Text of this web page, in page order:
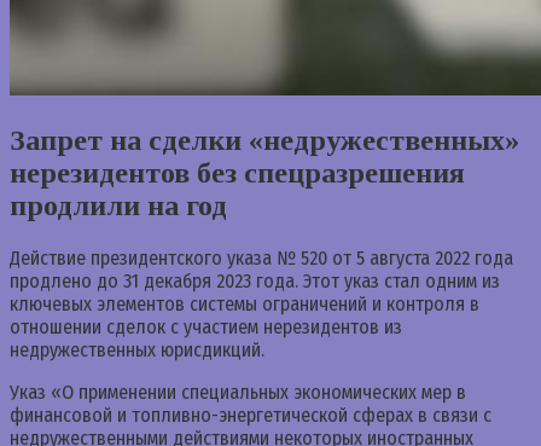
Запрет на сделки «недружественных»
нерезидентов без спецразрешения
продлили на год
Действие президентского указа № 520 от 5 августа 2022 года
продлено до 31 декабря 2023 года. Этот указ стал одним из
ключевых элементов системы ограничений и контроля в
отношении сделок с участием нерезидентов из
недружественных юрисдикций.
Указ «О применении специальных экономических мер в
финансовой и топливно-энергетической сферах в связи с
недружественными действиями некоторых иностранных